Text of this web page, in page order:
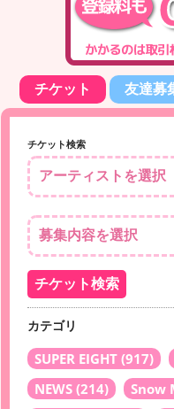
チケット 友達募
チケット検索
カテゴリ
SUPER EIGHT (917)
NEWS (214) Snow